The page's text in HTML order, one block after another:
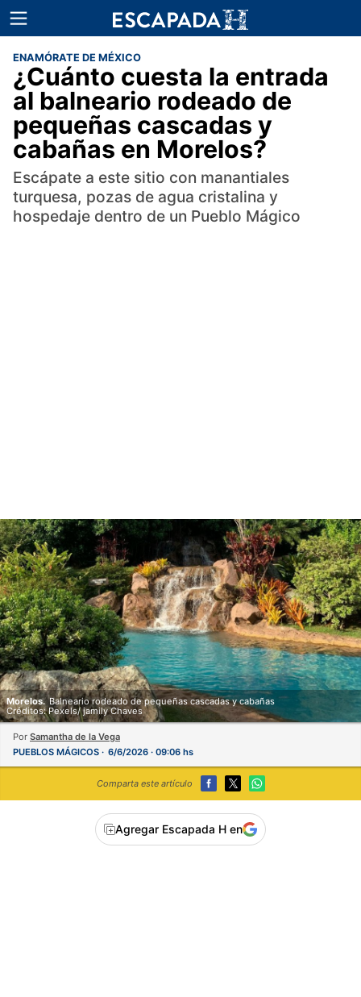
ENAMÓRATE DE MÉXICO
¿Cuánto cuesta la entrada
al balneario rodeado de
pequeñas cascadas y
cabañas en Morelos?
Escápate a este sitio con manantiales
turquesa, pozas de agua cristalina y
hospedaje dentro de un Pueblo Mágico
Morelos. Balneario rodeado de pequeñas cascadas y cabañas
Créditos: Pexels/ jamily Chaves
Por Samantha de la Vega
PUEBLOS MÁGICOS
6/6/2026 · 09:06 hs
Comparta este artículo
Agregar Escapada H en